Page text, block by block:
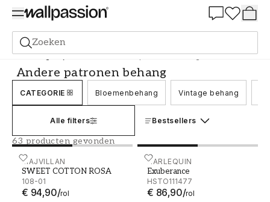
Zoeken
Behang Stijl en Patroon Andere patronen behang
Andere patronen behang
CATEGORIE Bloemenbehang Vintage behang
Alle filters Bestsellers
63 producten gevonden
MAJVILLAN
SWEET COTTON ROSA
108-01
€ 94,90/rol
SWEET COTTON ROSA - 108-01
HARLEQUIN
Exuberance
HSTO111477
€ 86,90/rol
Exuberance - HSTO111477